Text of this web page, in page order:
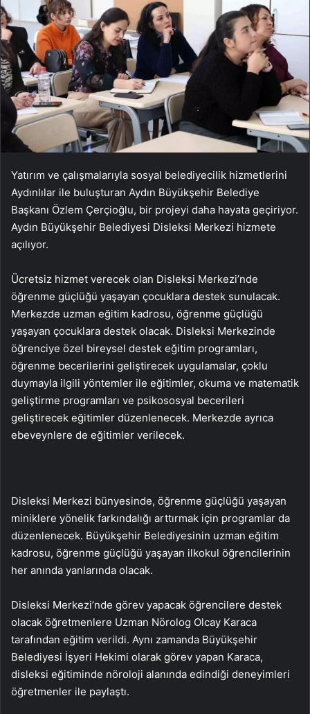
Yatırım ve çalışmalarıyla sosyal belediyecilik hizmetlerini
Aydınlılar ile buluşturan Aydın Büyükşehir Belediye
Başkanı Özlem Çerçioğlu, bir projeyi daha hayata geçiriyor.
Aydın Büyükşehir Belediyesi Disleksi Merkezi hizmete
açılıyor.
Ücretsiz hizmet verecek olan Disleksi Merkezi’nde
öğrenme güçlüğü yaşayan çocuklara destek sunulacak.
Merkezde uzman eğitim kadrosu, öğrenme güçlüğü
yaşayan çocuklara destek olacak. Disleksi Merkezinde
öğrenciye özel bireysel destek eğitim programları,
öğrenme becerilerini geliştirecek uygulamalar, çoklu
duymayla ilgili yöntemler ile eğitimler, okuma ve matematik
geliştirme programları ve psikososyal becerileri
geliştirecek eğitimler düzenlenecek. Merkezde ayrıca
ebeveynlere de eğitimler verilecek.
Disleksi Merkezi bünyesinde, öğrenme güçlüğü yaşayan
miniklere yönelik farkındalığı arttırmak için programlar da
düzenlenecek. Büyükşehir Belediyesinin uzman eğitim
kadrosu, öğrenme güçlüğü yaşayan ilkokul öğrencilerinin
her anında yanlarında olacak.
Disleksi Merkezi’nde görev yapacak öğrencilere destek
olacak öğretmenlere Uzman Nörolog Olcay Karaca
tarafından eğitim verildi. Aynı zamanda Büyükşehir
Belediyesi İşyeri Hekimi olarak görev yapan Karaca,
disleksi eğitiminde nöroloji alanında edindiği deneyimleri
öğretmenler ile paylaştı.